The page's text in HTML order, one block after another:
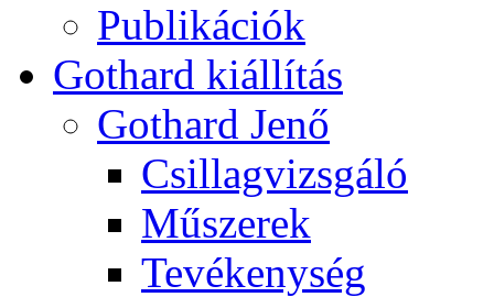
Pub­li­ká­ci­ók
Got­hard ki­ál­lí­tás
Got­hard Je­nő
Csil­lag­vizs­gá­ló
Mű­sze­rek
Te­vé­keny­ség